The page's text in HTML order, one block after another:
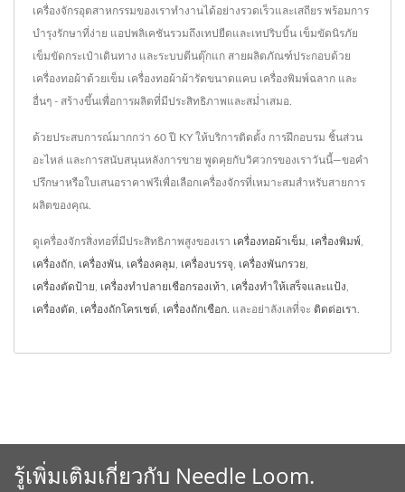
เครื่องจักรอุตสาหกรรมของเราทำงานได้อย่างรวดเร็วและเสถียร พร้อมการ
บำรุงรักษาที่ง่าย แอปพลิเคชันรวมถึงเทปยืดและเทปริบบิ้น เข็มขัดนิรภัย
เข็มขัดกระเป๋าเดินทาง และระบบตีนตุ๊กแก สายผลิตภัณฑ์ประกอบด้วย
เครื่องทอผ้าด้วยเข็ม เครื่องทอผ้าผ้ารัดขนาดแคบ เครื่องพิมพ์ฉลาก และ
อื่นๆ - สร้างขึ้นเพื่อการผลิตที่มีประสิทธิภาพและสม่ำเสมอ.
ด้วยประสบการณ์มากกว่า 60 ปี KY ให้บริการติดตั้ง การฝึกอบรม ชิ้นส่วน
อะไหล่ และการสนับสนุนหลังการขาย พูดคุยกับวิศวกรของเราวันนี้—ขอคำ
ปรึกษาหรือใบเสนอราคาฟรีเพื่อเลือกเครื่องจักรที่เหมาะสมสำหรับสายการ
ผลิตของคุณ.
ดูเครื่องจักรสิ่งทอที่มีประสิทธิภาพสูงของเรา เครื่องทอผ้าเข็ม เครื่องพิมพ์
เครื่องถัก เครื่องพัน เครื่องคลุม เครื่องบรรจุ เครื่องพันกรวย
เครื่องตัดป้าย เครื่องทำปลายเชือกรองเท้า เครื่องทำให้เสร็จและแป้ง
เครื่องตัด เครื่องถักโครเชต์ เครื่องถักเชือก. และอย่าลังเลที่จะ ติดต่อเรา
รู้เพิ่มเติมเกี่ยวกับ Needle Loom.